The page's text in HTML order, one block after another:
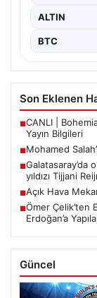
ALTIN
BTC
Son Eklenen
■CANLI |
Yayın Bilgileri
■Mohamed
■Galatasaray’da
yıldızı Tijjani
■Açık Hava
■Ömer Çelik’ten
Erdoğan’a
Güncel